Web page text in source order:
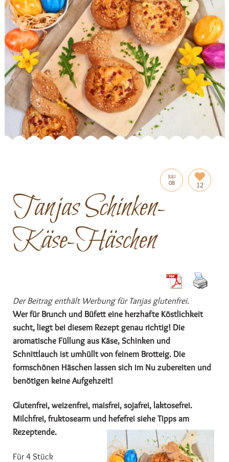
JULI
08 12
Tanjas Schinken-
Käse-Häschen
Der Beitrag enthält Werbung für Tanjas glutenfrei.
Wer für Brunch und Büfett eine herzhafte Köstlichkeit
sucht, liegt bei diesem Rezept genau richtig! Die
aromatische Füllung aus Käse, Schinken und
Schnittlauch ist umhüllt von feinem Brotteig. Die
formschönen Häschen lassen sich im Nu zubereiten und
benötigen keine Aufgehzeit!
Glutenfrei, weizenfrei, maisfrei, sojafrei, laktosefrei.
Milchfrei, fruktosearm und hefefrei siehe Tipps am
Rezeptende.
Für 4 Stück